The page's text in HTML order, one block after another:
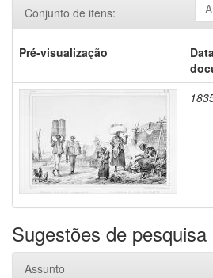
Conjunto de itens:
Pré-visualização
Sugestões de pesquisa
Assunto